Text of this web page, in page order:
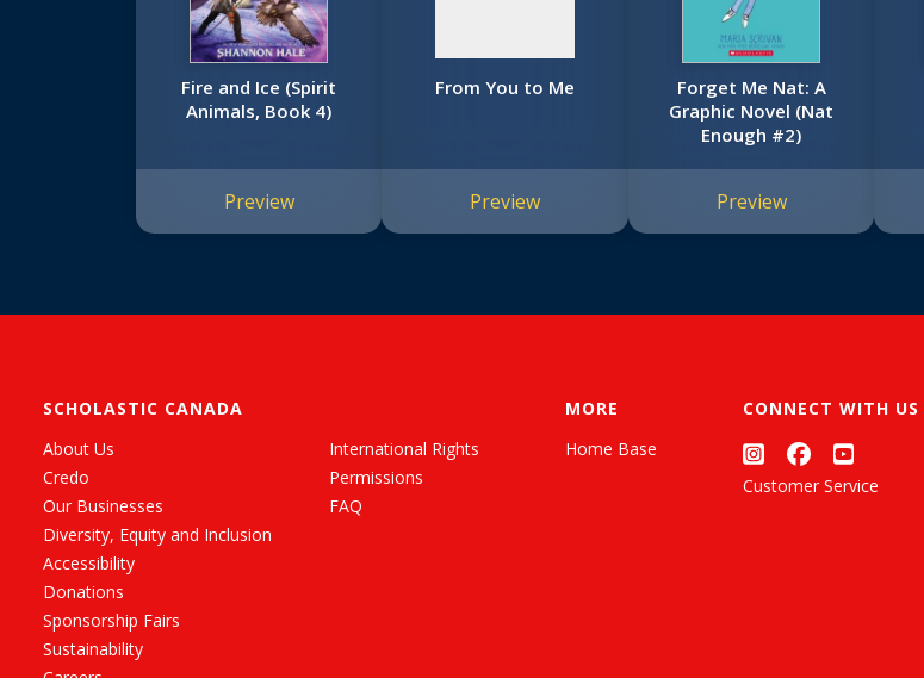
Fire and Ice (Spirit
Animals, Book 4)
Preview
From You to Me
Preview
Forget Me Nat: A
Graphic Novel (Nat
Enough #2)
Preview
SCHOLASTIC CANADA
About Us
Credo
Our Businesses
Diversity, Equity and Inclusion
Accessibility
Donations
Sponsorship Fairs
Sustainability
International Rights
Permissions
FAQ
MORE
Home Base
CONNECT WITH US
Customer Service